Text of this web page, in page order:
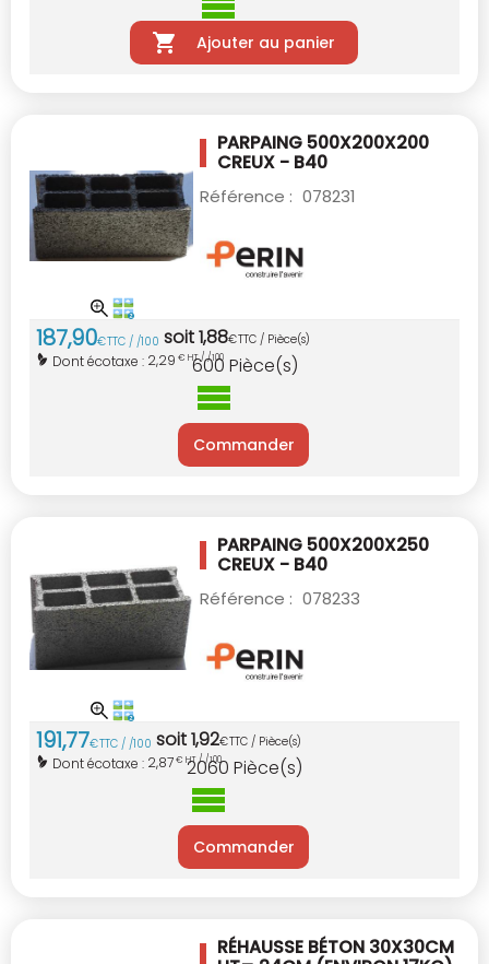
Ajouter au panier
PARPAING 500X200X200
CREUX - B40
Référence : 078231
187,90€TTC / /100 soit1,88€TTC / Pièce(s)
Dont écotaxe : 2,29 € HT / /100
600 Pièce(s)
Commander
PARPAING 500X200X250
CREUX - B40
Référence : 078233
191,77€TTC / /100 soit1,92€TTC / Pièce(s)
Dont écotaxe : 2,87€ HT / /100
2060 Pièce(s)
Commander
RÉHAUSSE BÉTON 30X30CM